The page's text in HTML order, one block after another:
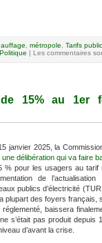
métropole
Tarifs
Politique | Les commentaires
15% au 1er
15 janvier 2025, la
une délibération qui va faire
% pour les usagers au tarif
de
publics d’électricité
plupart des foyers français,
réglementé, baissera
s’était pas produit
d’avant la crise.